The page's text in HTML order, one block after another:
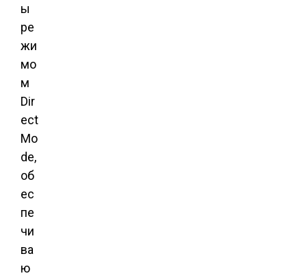
ы
ре
жи
мо
м
Dir
ect
Mo
de,
об
ес
пе
чи
ва
ю